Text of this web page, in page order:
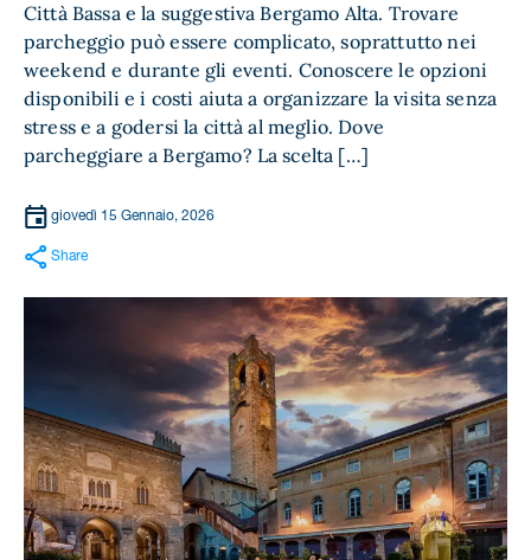
Città Bassa e la suggestiva Bergamo Alta. Trovare
parcheggio può essere complicato, soprattutto nei
weekend e durante gli eventi. Conoscere le opzioni
disponibili e i costi aiuta a organizzare la visita senza
stress e a godersi la città al meglio. Dove
parcheggiare a Bergamo? La scelta […]
giovedì 15 Gennaio, 2026
Share